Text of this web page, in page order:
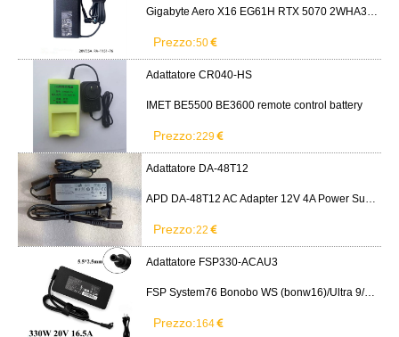
Gigabyte Aero X16 EG61H RTX 5070 2WHA3USC64AH LITEON PA-1151-76 150W adapter
Prezzo:50
Adattatore CR040-HS
IMET BE5500 BE3600 remote control battery
Prezzo:229
Adattatore DA-48T12
APD DA-48T12 AC Adapter 12V 4A Power Supply Cord
Prezzo:22
Adattatore FSP330-ACAU3
FSP System76 Bonobo WS (bonw16)/Ultra 9/RTX5090
Prezzo:164